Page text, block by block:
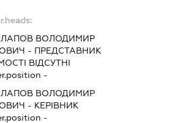
ВОЛОДИМИР
- ПРЕДСТАВНИК
ВІДСУТНІ
-
ВОЛОДИМИР
- КЕРІВНИК
-